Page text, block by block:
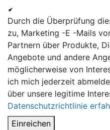
Durch die Überprüfung
zu, Marketing -E -Mails
Partnern über Produkte,
Angebote und andere
möglicherweise von
ich mich jederzeit
über unsere legitime
Datenschutzrichtlinie
Einreichen